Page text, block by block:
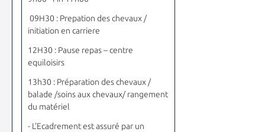
09H30 : Prepation des chevaux /
initiation en carriere
12H30 : Pause repas – centre
equiloisirs
13h30 : Préparation des chevaux /
balade /soins aux chevaux/ rangement
du matériel
-L'Ecadrement est assuré par un